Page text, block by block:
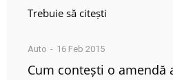
Trebuie să citești
Auto 16 Feb 2015
Cum contești o amendă